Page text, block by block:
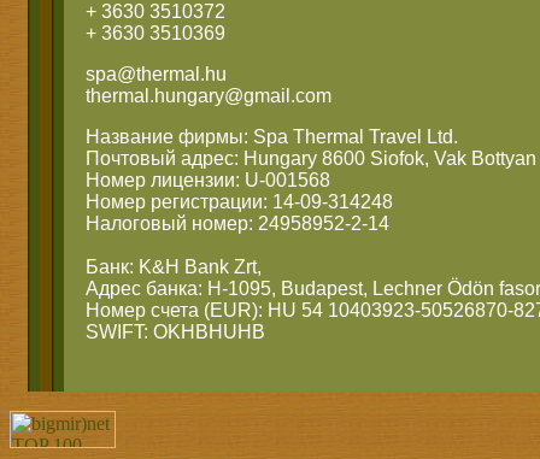
+ 3630 3510372
+ 3630 3510369
spa@thermal.hu
thermal.hungary@gmail.com
Название фирмы: Spa Thermal Travel Ltd.
Почтовый адрес: Hungary 8600 Siofok, Vak Bottyan
Номер лицензии: U-001568
Номер регистрации: 14-09-314248
Налоговый номер: 24958952-2-14
Банк: K&H Bank Zrt,
Адрес банка: H-1095, Budapest, Lechner Ödön
Номер счета (EUR): HU 54 10403923-50526870-
SWIFT: OKHBHUHB